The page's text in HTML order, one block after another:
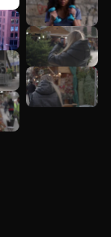
Veja mais